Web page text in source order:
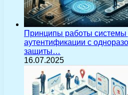
Принципы работы системы
аутентификации с
защиты…
16.07.2025